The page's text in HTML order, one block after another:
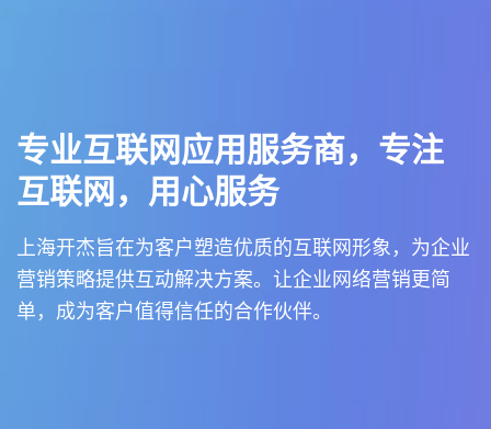
专业互联网应用服务商，专注
互联网，用心服务
上海开杰旨在为客户塑造优质的互联网形象，为企业
营销策略提供互动解决方案。让企业网络营销更简
单，成为客户值得信任的合作伙伴。